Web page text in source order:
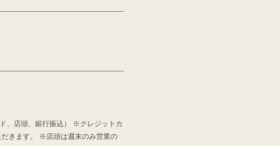
、店頭、銀行振込） ※クレジットカ
きます。 ※店頭は週末のみ営業の